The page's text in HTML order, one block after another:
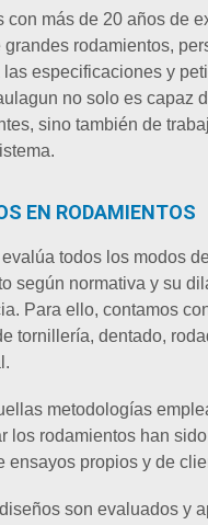
con más de 20 años de
grandes rodamientos,
especificaciones y
no solo es capaz
sino también de
EN RODAMIENTOS
todos los modos
según normativa y su
Para ello, contamos
tornillería, dentado,
metodologías
los rodamientos han
ensayos propios y de
son evaluados y